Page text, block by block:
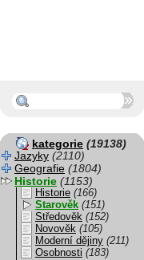
kategorie (19138)
Jazyky (2110)
Geografie (1804)
Historie (1153)
Historie (166)
Starověk (151)
Středověk (152)
Novověk (105)
Moderní dějiny (211)
Osobnosti (183)